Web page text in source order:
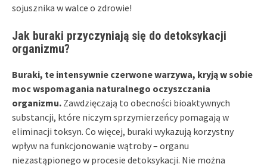
sojusznika w walce o zdrowie!
Jak buraki przyczyniają się do detoksykacji
organizmu?
Buraki, te intensywnie czerwone warzywa, kryją w sobie
moc wspomagania naturalnego oczyszczania
organizmu. Zawdzięczają to obecności bioaktywnych
substancji, które niczym sprzymierzeńcy pomagają w
eliminacji toksyn. Co więcej, buraki wykazują korzystny
wpływ na funkcjonowanie wątroby – organu
niezastąpionego w procesie detoksykacji. Nie można